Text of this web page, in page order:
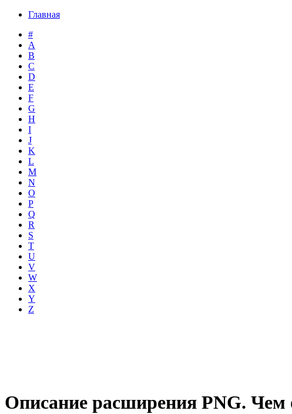
Главная
#
A
B
C
D
E
F
G
H
I
J
K
L
M
N
O
P
Q
R
S
T
U
V
W
X
Y
Z
Описание расширения PNG.